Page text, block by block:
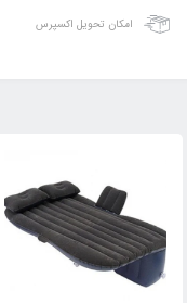
امکان تحویل اکسپرس